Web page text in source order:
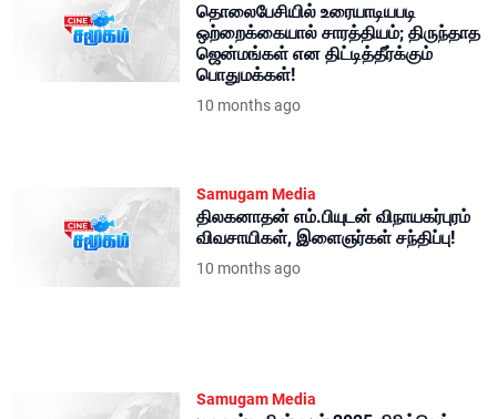
தொலைபேசியில் உரையாடியபடி
ஒற்றைக்கையால் சாரத்தியம்; திருந்தாத
ஜென்மங்கள் என திட்டித்தீர்க்கும்
பொதுமக்கள்!
10 months ago
Samugam Media
திலகனாதன் எம்.பியுடன் விநாயகர்புரம்
விவசாயிகள், இளைஞர்கள் சந்திப்பு!
10 months ago
Samugam Media